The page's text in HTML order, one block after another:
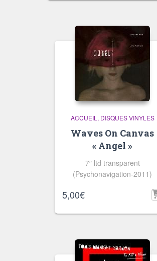
ACCUEIL DISQUES VINYLES
Waves On Canvas
« Angel »
7″ ltd transparent
(Psychonavigation-2011)
5,00€